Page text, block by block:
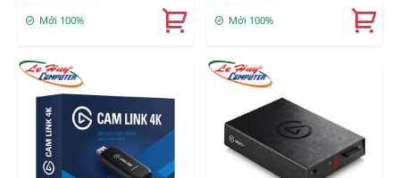
Mới 100% Mới 100%